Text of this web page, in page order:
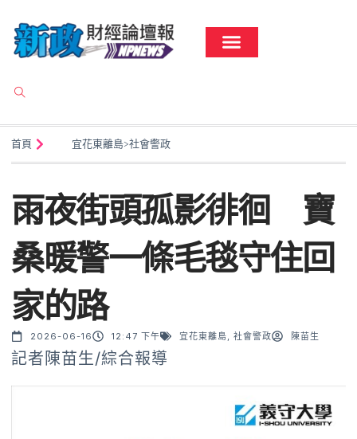
首頁 宜花東離島>社會警政
雨夜街頭孤影徘徊 寶
桑暖警一條毛毯守住回
家的路
2026-06-16 12:47 下午 宜花東離島 社會警政 陳苗生
記者陳苗生/綜合報導